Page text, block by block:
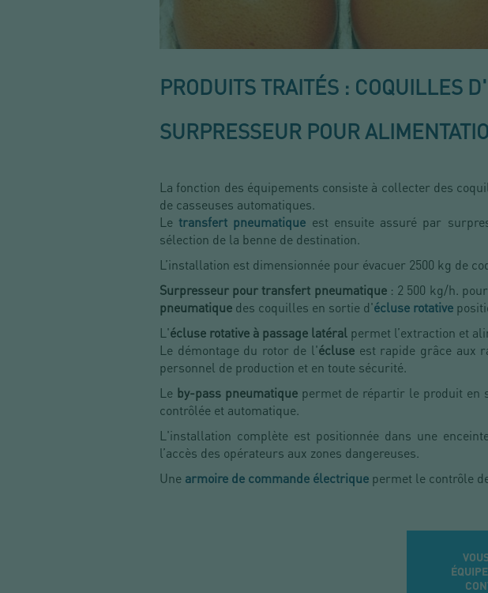
PRODUITS TRAITÉS : COQUILLES
SURPRESSEUR POUR
La fonction des équipements consiste à collecter des
de casseuses automatiques.
Le transfert pneumatique est ensuite assuré par
sélection de la benne de destination.
L’installation est dimensionnée pour évacuer 2500 kg de
Surpresseur pour transfert pneumatique: 2 500 kg/h.
pneumatique des coquilles en sortie d'écluse rotative
L'écluse rotative à passage latéral permet l’extraction et
Le démontage du rotor de l'écluse est rapide grâce aux
personnel de production et en toute sécurité.
Le by-pass pneumatiquepermet de répartir le produit en
contrôlée et automatique.
L'installation complète est positionnée dans une
l’accès des opérateurs aux zones dangereuses.
Une armoire de commande électrique permet le contrôle